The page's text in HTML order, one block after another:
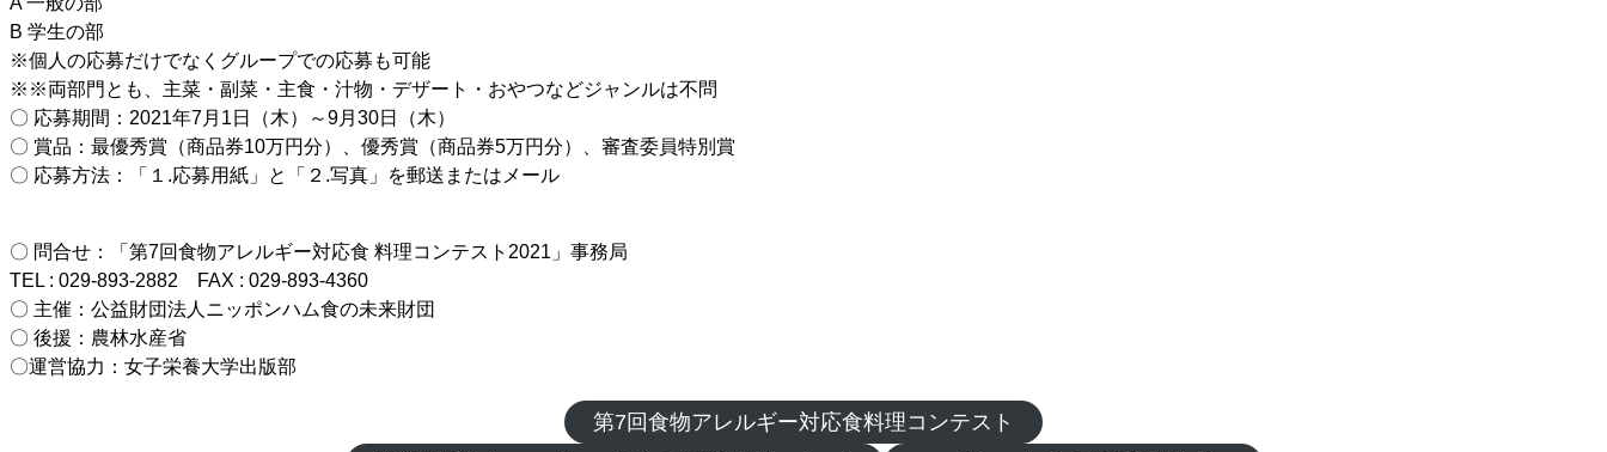
B 学生の部
※個人の応募だけでなくグループでの応募も可能
※※両部門とも、主菜・副菜・主食・汁物・デザート・おやつなどジャンルは不問
〇 応募期間：2021年7月1日（木）～9月30日（木）
〇 賞品：最優秀賞（商品券10万円分）、優秀賞（商品券5万円分）、審査委員特別賞
〇 応募方法：「１.応募用紙」と「２.写真」を郵送またはメール
〇 問合せ：「第7回食物アレルギー対応食 料理コンテスト2021」事務局
TEL : 029-893-2882 FAX : 029-893-4360
〇 主催：公益財団法人ニッポンハム食の未来財団
〇 後援：農林水産省
〇運営協力：女子栄養大学出版部
第7回食物アレルギー対応食料理コンテスト